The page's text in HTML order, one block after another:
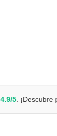
4.9/5. ¡Descubre